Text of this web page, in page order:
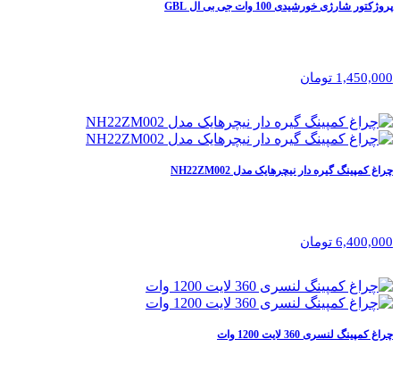
پروژکتور شارژی خورشیدی 100 وات جی بی ال GBL
1,450,000 تومان
چراغ کمپینگ گیره‌ دار نیچرهایک مدل NH22ZM002
6,400,000 تومان
چراغ کمپینگ لنسری 360 لایت 1200 وات